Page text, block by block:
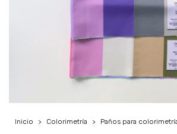
Inicio > Colorimetría > Paños para